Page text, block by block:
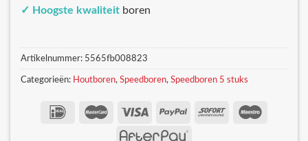
✓ Hoogste kwaliteit boren
Artikelnummer: 5565fb008823
Categorieën: Houtboren, Speedboren, Speedboren 5 stuks